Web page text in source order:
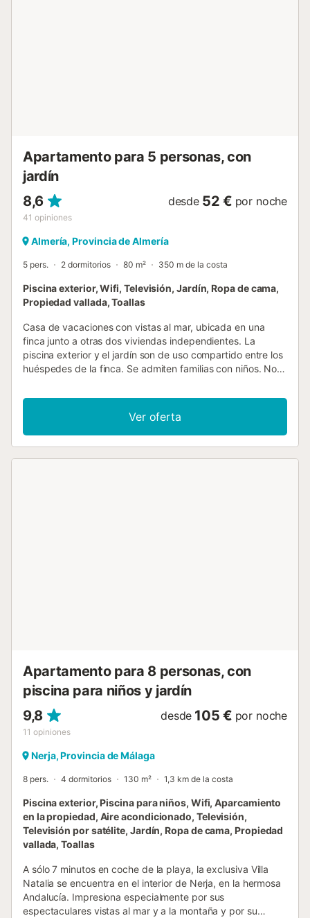
Apartamento para 5 personas, con
jardín
8,6
41 opiniones
desde 52 € por noche
Almería, Provincia de Almería
5 pers. 2 dormitorios 80 m² 350 m de la costa
Piscina exterior, Wifi, Televisión, Jardín, Ropa de cama,
Propiedad vallada, Toallas
Casa de vacaciones con vistas al mar, ubicada en una
finca junto a otras dos viviendas independientes. La
piscina exterior y el jardín son de uso compartido entre los
huéspedes de la finca. Se admiten familias con niños. No
disponible actualmente. Las fiestas no están permitidas.
Tenga en cuenta que no es posible alojar a más personas
que el máximo permitido. Disfrute de un entorno tranquilo
y agradable, ideal para descansar y disfrutar de la
Ver oferta
Apartamento para 8 personas, con
piscina para niños y jardín
9,8
11 opiniones
desde 105 € por noche
Nerja, Provincia de Málaga
8 pers. 4 dormitorios 130 m² 1,3 km de la costa
Piscina exterior, Piscina para niños, Wifi, Aparcamiento
en la propiedad, Aire acondicionado, Televisión,
Televisión por satélite, Jardín, Ropa de cama, Propiedad
vallada, Toallas
A sólo 7 minutos en coche de la playa, la exclusiva Villa
Natalia se encuentra en el interior de Nerja, en la hermosa
Andalucía. Impresiona especialmente por sus
espectaculares vistas al mar y a la montaña y por su